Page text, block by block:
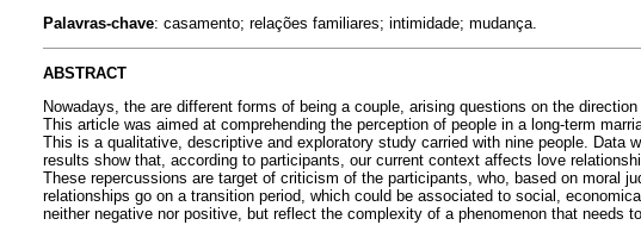
Palavras-chave: casamento; relações familiares; intimidade; mudança.
ABSTRACT
Nowadays, the are different forms of being a couple, arising questions on the
This article was aimed at comprehending the perception of people in a long-term
This is a qualitative, descriptive and exploratory study carried with nine people. Data
results show that, according to participants, our current context affects love
These repercussions are target of criticism of the participants, who, based on moral
relationships go on a transition period, which could be associated to social,
neither negative nor positive, but reflect the complexity of a phenomenon that needs